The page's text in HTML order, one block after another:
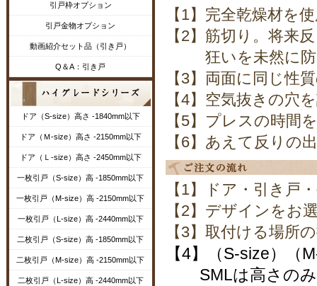
引戸枠オプション
引戸金物オプション
動画紹介セット品（引き戸）
Q＆A：引き戸
ドア（S-size）高さ -1840mm以下
ドア（Ｍ-size）高さ -2150mm以下
ドア（Ｌ-size）高さ -2450mm以下
一枚引戸（S-size）高 -1850mm以下
一枚引戸（M-size）高 -2150mm以下
一枚引戸（L-size）高 -2440mm以下
二枚引戸（S-size）高 -1850mm以下
二枚引戸（M-size）高 -2150mm以下
二枚引戸（L-size）高 -2440mm以下
【1】完全乾燥材を
【2】筋切り。将来
狂いを未然に防
【3】両面に同じ性
【4】空気抜きの穴
【5】プレスの時間
【6】あえて反りの
【1】ドア・引き戸
【2】デザインをお
【3】取付ける場
【4】（S-size）
SMLは高さのみ